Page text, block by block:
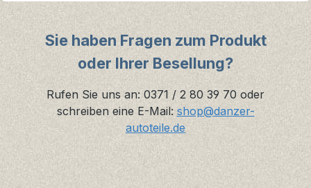
Sie haben Fragen zum Produkt
oder Ihrer Besellung?
Rufen Sie uns an: 0371 / 2 80 39 70 oder
schreiben eine E-Mail: shop@danzer-
autoteile.de